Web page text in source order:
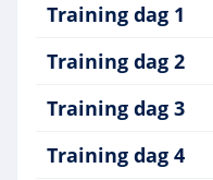
Training dag 1
Training dag 2
Training dag 3
Training dag 4